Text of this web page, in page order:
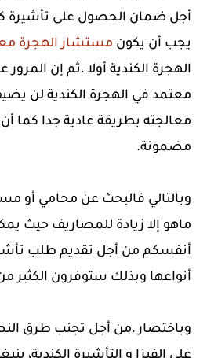
أجل ضمان الحصول على تأشيرة
يجب أن يكون مستشار الهجرة
الهجرة الكندية أولا ،ثم إن
معتمد في الهجرة الكندية لن
معالجته بطريقة عادية جدا كما أن
مضمونة.
وبالتالي فالبحث عن محامي أو
ماهو إلا زيادة للمصاريف حيث
أنفسكم من أجل تقديم طلب
أنواعها وبذلك ستوفرون الكثير
وباختصار ،من أجل تجنب طرق